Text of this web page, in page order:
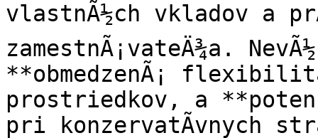
vlastnÃ½ch vkladov a
zamestnÃ¡vateÄ¾a.
**obmedzenÃ¡
prostriedkov, a
pri konzervatÃ­vnych